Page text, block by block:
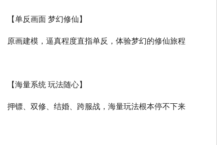
【单反画面 梦幻修仙】
原画建模，逼真程度直指单反，体验梦幻的修仙旅程
【海量系统 玩法随心】
押镖、双修、结婚、跨服战，海量玩法根本停不下来